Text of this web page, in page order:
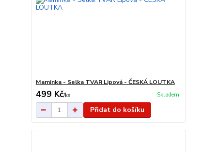
Maminka - Selka TVAR Lipová - ČESKÁ LOUTKA
499 Kč/ks Skladem
Přidat do košíku